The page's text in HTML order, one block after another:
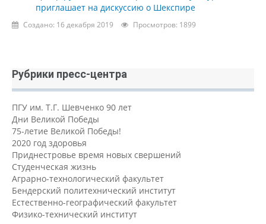
приглашает на дискуссию о Шекспире
Создано: 16 декабря 2019 Просмотров: 1899
Рубрики пресс-центра
ПГУ им. Т.Г. Шевченко 90 лет
Дни Великой Победы
75-летие Великой Победы!
2020 год здоровья
Приднестровье время новых свершений
Студенческая жизнь
Аграрно-технологический факультет
Бендерский политехнический институт
Естественно-географический факультет
Физико-технический институт